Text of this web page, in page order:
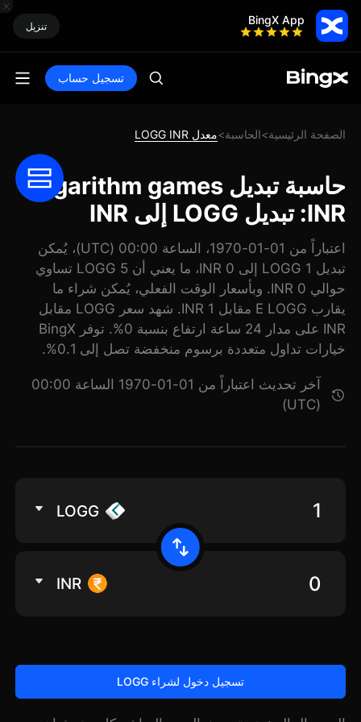
BingX App تنزيل
تسجيل حساب
الصفحة الرئيسية>الحاسبة>معدل LOGG INR
حاسبة تبديل Logarithm games
INR: تبديل LOGG إلى INR
اعتباراً من 01-01-1970، الساعة 00:00 (UTC)، يُمكن
تبديل 1 LOGG إلى 0 INR، ما يعني أن 5 LOGG تساوي
حوالي 0 INR. وبأسعار الوقت الفعلي، يُمكن شراء ما
يقارب E LOGG مقابل 1 INR. شهد سعر LOGG مقابل
INR على مدار 24 ساعة ارتفاع بنسبة 0%. توفر BingX
خيارات تداول متعددة برسوم منخفضة تصل إلى 0.1%.
آخر تحديث اعتباراً من 01-01-1970 الساعة 00:00
(UTC)
LOGG
INR
تسجيل دخول لشراء LOGG